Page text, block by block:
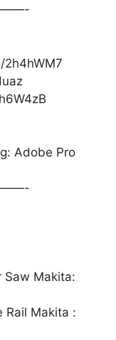
Adobe Pro
Saw Makita:
Rail Makita :